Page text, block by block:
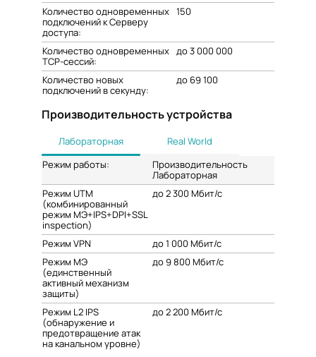
Количество одновременных
подключений к Серверу
доступа:
150
Количество одновременных
TCP-сессий:
до 3 000 000
Количество новых
подключений в секунду:
до 69 100
Производительность устройства
Лабораторная
Real World
Режим работы:
Производительность
Лабораторная
Режим UTM
(комбинированный
режим МЭ+IPS+DPI+SSL
inspection)
до 2 300 Мбит/с
Режим VPN
до 1 000 Мбит/с
Режим МЭ
(единственный
активный механизм
защиты)
до 9 800 Мбит/с
Режим L2 IPS
(обнаружение и
предотвращение атак
на канальном уровне)
до 2 200 Мбит/с